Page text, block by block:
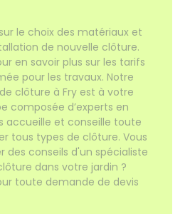
le choix des matériaux et
de nouvelle clôture.
en savoir plus sur les tarifs
pour les travaux. Notre
clôture à Fry est à votre
composée d’experts en
accueille et conseille toute
tous types de clôture. Vous
des conseils d'un spécialiste
dans votre jardin ?
toute demande de devis